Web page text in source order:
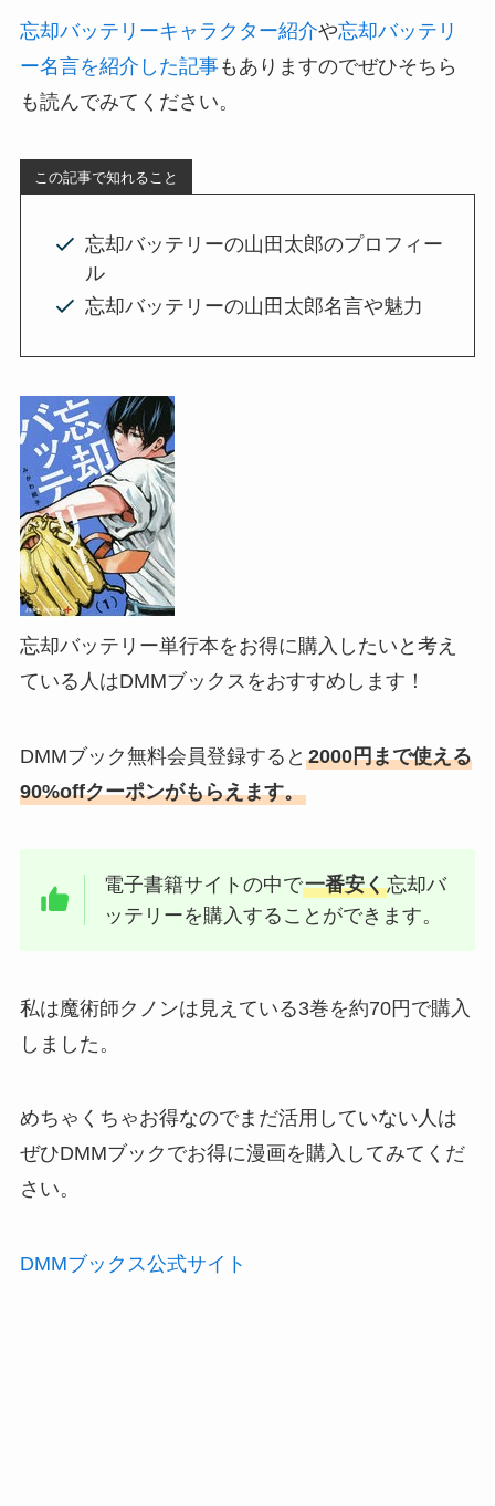
忘却バッテリーキャラクター紹介や忘却バッテリ
ー名言を紹介した記事もありますのでぜひそちら
も読んでみてください。
この記事で知れること
忘却バッテリーの山田太郎のプロフィー
ル
忘却バッテリーの山田太郎名言や魅力
忘却バッテリー単行本をお得に購入したいと考え
ている人はDMMブックスをおすすめします！
DMMブック無料会員登録すると 2000円まで使える
90%offクーポンがもらえます。
電子書籍サイトの中で一番安く忘却バ
ッテリーを購入することができます。
私は魔術師クノンは見えている3巻を約70円で購入
しました。
めちゃくちゃお得なのでまだ活用していない人は
ぜひDMMブックでお得に漫画を購入してみてくだ
さい。
DMMブックス公式サイト